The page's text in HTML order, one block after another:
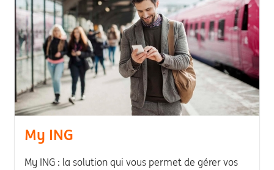
My ING
My ING : la solution qui vous permet de gérer vos